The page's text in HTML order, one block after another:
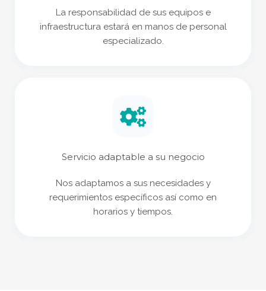
La responsabilidad de sus equipos e
infraestructura estará en manos de personal
especializado.
Servicio adaptable a su negocio
Nos adaptamos a sus necesidades y
requerimientos específicos así como en
horarios y tiempos.